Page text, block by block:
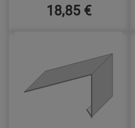
18,85 €